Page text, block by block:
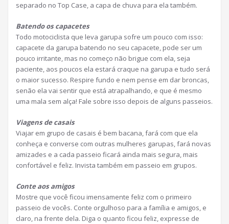
separado no Top Case, a capa de chuva para ela também.
Batendo os capacetes
Todo motociclista que leva garupa sofre um pouco com isso:
capacete da garupa batendo no seu capacete, pode ser um
pouco irritante, mas no começo não brigue com ela, seja
paciente, aos poucos ela estará craque na garupa e tudo será
o maior sucesso. Respire fundo e nem pense em dar broncas,
senão ela vai sentir que está atrapalhando, e que é mesmo
uma mala sem alça! Fale sobre isso depois de alguns passeios.
Viagens de casais
Viajar em grupo de casais é bem bacana, fará com que ela
conheça e converse com outras mulheres garupas, fará novas
amizades e a cada passeio ficará ainda mais segura, mais
confortável e feliz. Invista também em passeio em grupos.
Conte aos amigos
Mostre que você ficou imensamente feliz com o primeiro
passeio de vocês. Conte orgulhoso para a família e amigos, e
claro, na frente dela. Diga o quanto ficou feliz, expresse de